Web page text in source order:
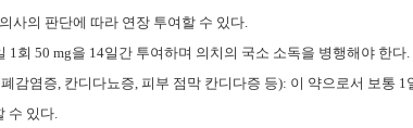
사의 판단에 따라 연장 투여할 수 있다.
회 50 mg을 14일간 투여하며 의치의 국소 소독을 병행해야 한다.
염증, 칸디다뇨증, 피부 점막 칸디다증 등): 이 약으로서 보통 1
수 있다.